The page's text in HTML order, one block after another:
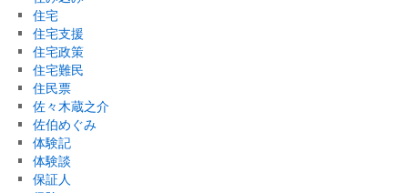
住宅
住宅支援
住宅政策
住宅難民
住民票
佐々木蔵之介
佐伯めぐみ
体験記
体験談
保証人